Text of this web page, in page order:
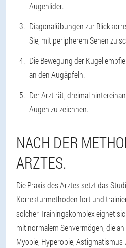
Augenlider.
Diagonalübungen zur
Sie, mit peripherem Sehen zu
Die Bewegung der Kugel
an den Augäpfeln.
Der Arzt rät, dreimal
Augen zu zeichnen.
NACH DER
ARZTES.
Die Praxis des Arztes setzt das
Korrekturmethoden fort und
solcher Trainingskomplex eignet
mit normalem Sehvermögen, die
Myopie, Hyperopie,